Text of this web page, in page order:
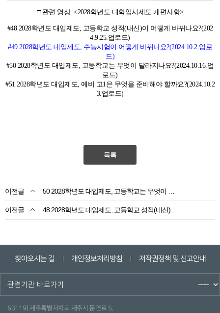
□ 관련 영상: <2028학년도 대학입시제도 개편사항>
#48 2028학년도 대입제도, 고등학교 성적(내신)이 어떻게 바뀌나요?(202
4.9.25.업로드)
#49 2028학년도 대입제도, 수능시험이 어떻게 바뀌나요?(2024.10.2.업로
드)
#50 2028학년도 대입제도, 고등학교는 무엇이 달라지나요?(2024.10.16.업
로드)
#51 2028학년도 대입제도, 예비 고1은 무엇을 준비해야 할까요?(2024.10.2
3.업로드)
목록
찾아오시는 길 개인정보처리방침 저작권정책 및 신고안내
63119) 제주특별자치도 제주시 문연로 5.